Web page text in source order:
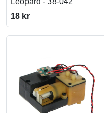
18 kr